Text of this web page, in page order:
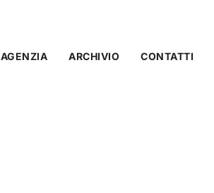
AGENZIA ARCHIVIO CONTATTI